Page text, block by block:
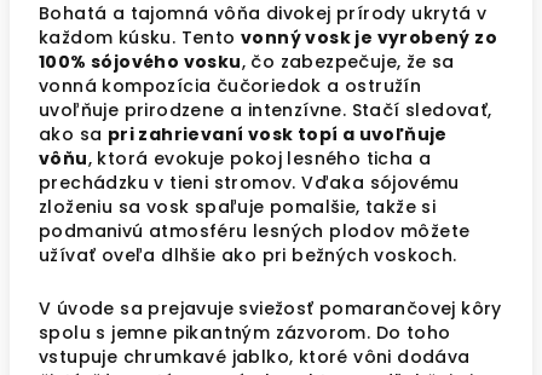
Bohatá a tajomná vôňa divokej prírody ukrytá v
každom kúsku. Tento vonný vosk je vyrobený zo
100% sójového vosku, čo zabezpečuje, že sa
vonná kompozícia čučoriedok a ostružín
uvoľňuje prirodzene a intenzívne. Stačí sledovať,
ako sa pri zahrievaní vosk topí a uvoľňuje
vôňu, ktorá evokuje pokoj lesného ticha a
prechádzku v tieni stromov. Vďaka sójovému
zloženiu sa vosk spaľuje pomalšie, takže si
podmanivú atmosféru lesných plodov môžete
užívať oveľa dlhšie ako pri bežných voskoch.
V úvode sa prejavuje sviežosť pomarančovej kôry
spolu s jemne pikantným zázvorom. Do toho
vstupuje chrumkavé jablko, ktoré vôni dodáva